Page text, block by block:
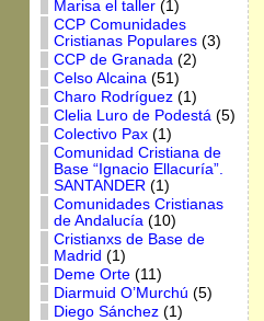
Marisa el taller(1)
CCP Comunidades
Cristianas Populares(3)
CCP de Granada(2)
Celso Alcaina(51)
Charo Rodríguez(1)
Clelia Luro de Podestá(5)
Colectivo Pax(1)
Comunidad Cristiana de
Base “Ignacio Ellacuría”.
SANTANDER(1)
Comunidades Cristianas
de Andalucía(10)
Cristianxs de Base de
Madrid (1)
Deme Orte(11)
Diarmuid O’Murchú (5)
Diego Sánchez(1)